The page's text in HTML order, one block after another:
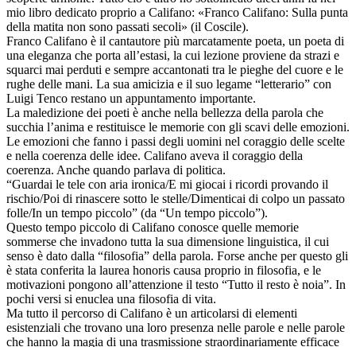
mio libro dedicato proprio a Califano: «Franco Califano: Sulla punta
della matita non sono passati secoli» (il Coscile).
Franco Califano è il cantautore più marcatamente poeta, un poeta di
una eleganza che porta all’estasi, la cui lezione proviene da strazi e
squarci mai perduti e sempre accantonati tra le pieghe del cuore e le
rughe delle mani. La sua amicizia e il suo legame “letterario” con
Luigi Tenco restano un appuntamento importante.
La maledizione dei poeti è anche nella bellezza della parola che
succhia l’anima e restituisce le memorie con gli scavi delle emozioni.
Le emozioni che fanno i passi degli uomini nel coraggio delle scelte
e nella coerenza delle idee. Califano aveva il coraggio della
coerenza. Anche quando parlava di politica.
“Guardai le tele con aria ironica/E mi giocai i ricordi provando il
rischio/Poi di rinascere sotto le stelle/Dimenticai di colpo un passato
folle/In un tempo piccolo” (da “Un tempo piccolo”).
Questo tempo piccolo di Califano conosce quelle memorie
sommerse che invadono tutta la sua dimensione linguistica, il cui
senso è dato dalla “filosofia” della parola. Forse anche per questo gli
è stata conferita la laurea honoris causa proprio in filosofia, e le
motivazioni pongono all’attenzione il testo “Tutto il resto è noia”. In
pochi versi si enuclea una filosofia di vita.
Ma tutto il percorso di Califano è un articolarsi di elementi
esistenziali che trovano una loro presenza nelle parole e nelle parole
che hanno la magia di una trasmissione straordinariamente efficace